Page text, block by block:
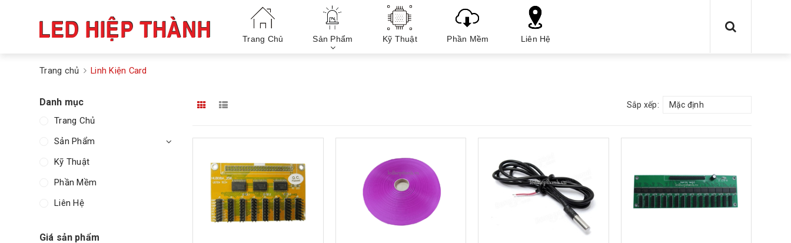
Trang Chủ Sản Phẩm Kỹ Thuật Phần Mềm Liên Hệ
Trang chủ Linh Kiện Card
Sắp xếp: Mặc định
Danh mục
Trang Chủ
Sản Phẩm
Kỹ Thuật
Phần Mềm
Liên Hệ
Giá sản phẩm